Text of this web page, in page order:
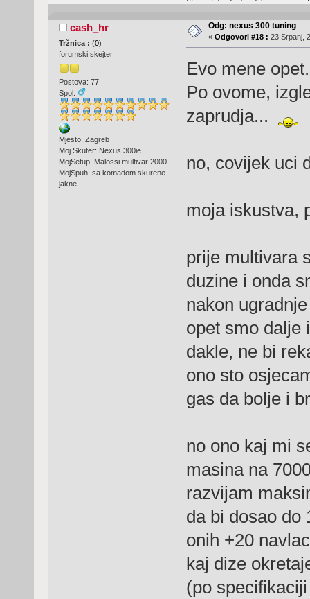
cash_hr
Tržnica : (0)
forumski skejter
Postova: 77
Spol:
Mjesto: Zagreb
Moj Skuter: Nexus 300ie
MojSetup: Malossi multivar 2000
MojSpuh: sa komadom skurene
jakne
Odg: nexus 300 tuning
« Odgovori #18 : 23 Srpanj,
Evo mene
Po ovome,
zaprudja...
no, covijek uci
moja iskustva,
prije multivara
duzine i onda
nakon
opet smo dalje
dakle, ne bi
ono sto
gas da bolje i
no ono kaj mi
masina na
razvijam
da bi dosao do
onih +20
kaj dize
(po